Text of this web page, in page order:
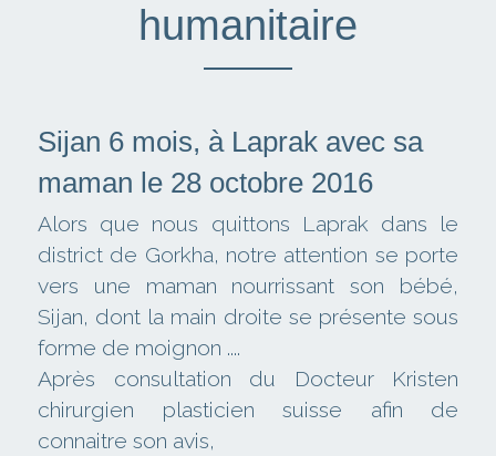
humanitaire
Sijan 6 mois, à Laprak avec sa
maman le 28 octobre 2016
Alors que nous quittons Laprak dans le
district de Gorkha, notre attention se porte
vers une maman nourrissant son bébé,
Sijan, dont la main droite se présente sous
forme de moignon ....
Après consultation du Docteur Kristen
chirurgien plasticien suisse afin de
connaitre son avis,